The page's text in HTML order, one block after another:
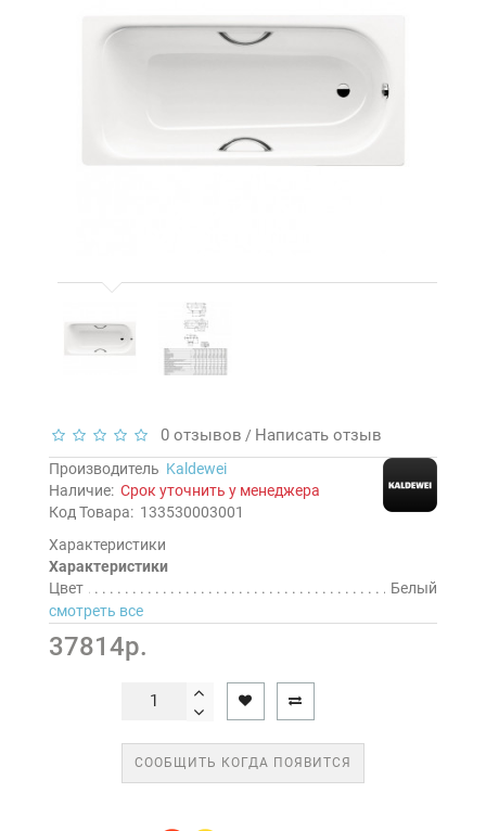
0 отзывов / Написать отзыв
Производитель Kaldewei
Наличие: Срок уточнить у менеджера
Код Товара: 133530003001
Характеристики
Характеристики
Цвет
Белый
смотреть все
37814р.
СООБЩИТЬ КОГДА ПОЯВИТСЯ